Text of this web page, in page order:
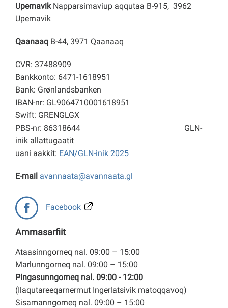
Upernavik Napparsimaviup aqqutaa B-915, 3962
Upernavik
Qaanaaq B-44, 3971 Qaanaaq
CVR: 37488909
Bankkonto: 6471-1618951
Bank: Grønlandsbanken
IBAN-nr: GL9064710001618951
Swift: GRENGLGX
PBS-nr: 86318644 GLN-
inik allattugaatit
uani aakkit: EAN/GLN-inik 2025
E-mail avannaata@avannaata.gl
Facebook
Ammasarfiit
Ataasinngorneq nal. 09:00 – 15:00
Marlunngorneq nal. 09:00 – 15:00
Pingasunngorneq nal. 09:00 - 12:00
(Ilaqutareeqarnermut Ingerlatsivik matoqqavoq)
Sisamanngorneq nal. 09:00 – 15:00